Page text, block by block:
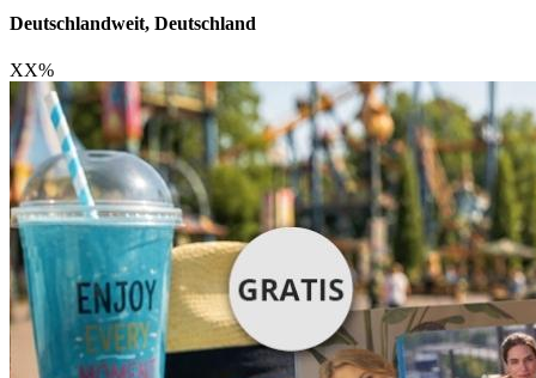
Deutschlandweit, Deutschland
XX%